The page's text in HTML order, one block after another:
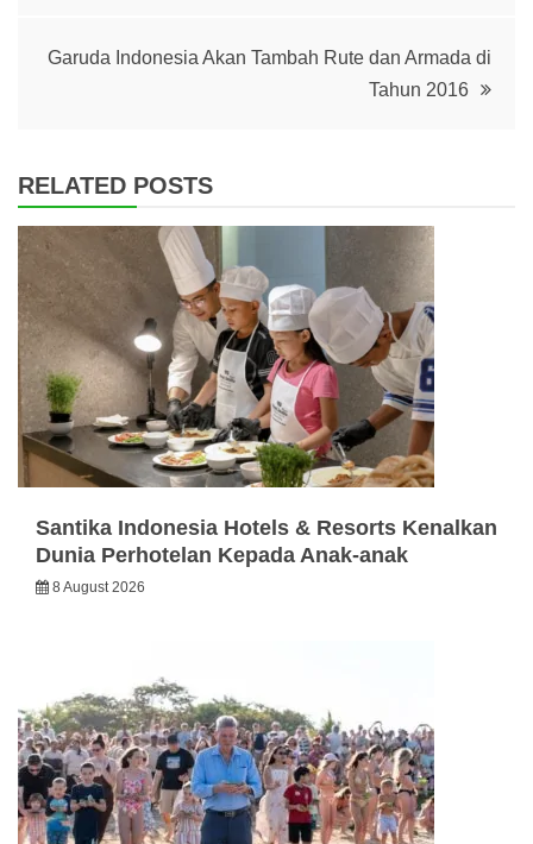
Garuda Indonesia Akan Tambah Rute dan Armada di
Tahun 2016
RELATED POSTS
Santika Indonesia Hotels & Resorts Kenalkan
Dunia Perhotelan Kepada Anak-anak
8 August 2026